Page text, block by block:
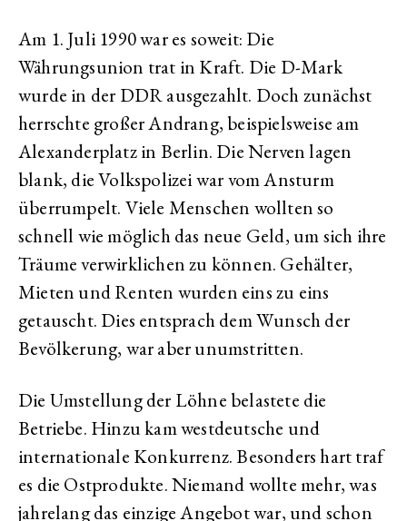
Am 1. Juli 1990 war es soweit: Die
Währungsunion trat in Kraft. Die D-Mark
wurde in der DDR ausgezahlt. Doch zunächst
herrschte großer Andrang, beispielsweise am
Alexanderplatz in Berlin. Die Nerven lagen
blank, die Volkspolizei war vom Ansturm
überrumpelt. Viele Menschen wollten so
schnell wie möglich das neue Geld, um sich ihre
Träume verwirklichen zu können. Gehälter,
Mieten und Renten wurden eins zu eins
getauscht. Dies entsprach dem Wunsch der
Bevölkerung, war aber unumstritten.
Die Umstellung der Löhne belastete die
Betriebe. Hinzu kam westdeutsche und
internationale Konkurrenz. Besonders hart traf
es die Ostprodukte. Niemand wollte mehr, was
jahrelang das einzige Angebot war, und schon